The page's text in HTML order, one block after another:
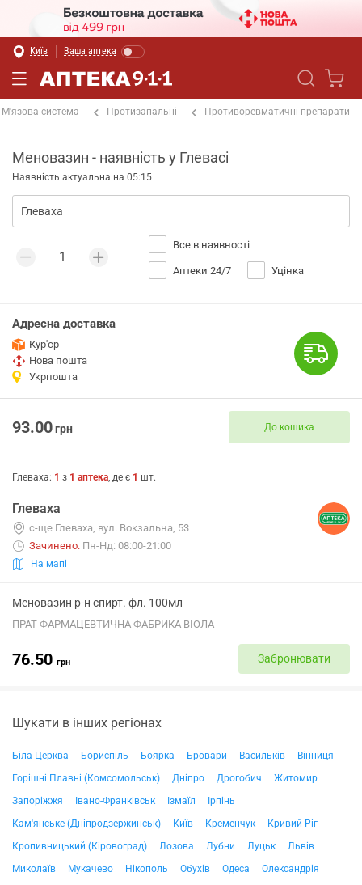
Київ Ваша аптека
М'язова система Протизапальні Противоревматичні препарати
Меновазин - наявність у Глевасі
Наявність актуальна на 05:15
Все в наявності
Аптеки 24/7 Уцінка
Адресна доставка
Кур'єр
Нова пошта
Укрпошта
93.00грн До кошика
Глеваха: 1 з 1 аптека, де є 1 шт.
Глеваха
с-ще Глеваха, вул. Вокзальна, 53
Зачинено. Пн-Нд: 08:00-21:00
На мапі
Меновазин р-н спирт. фл. 100мл
ПРАТ ФАРМАЦЕВТИЧНА ФАБРИКА ВІОЛА
76.50 грн Забронювати
Шукати в інших регіонах
Біла Церква Бориспіль Боярка Бровари Васильків
Вінниця
Горішні Плавні (Комсомольськ)
Дніпро Дрогобич
Житомир
Запоріжжя
Івано-Франківськ Ізмаїл
Ірпінь
Кам'янське (Дніпродзержинськ)
Київ Кременчук
Кривий Ріг
Кропивницький (Кіровоград)
Лозова Лубни Луцьк
Львів
Миколаїв
Мукачево Нікополь Обухів Одеса
Олександрія